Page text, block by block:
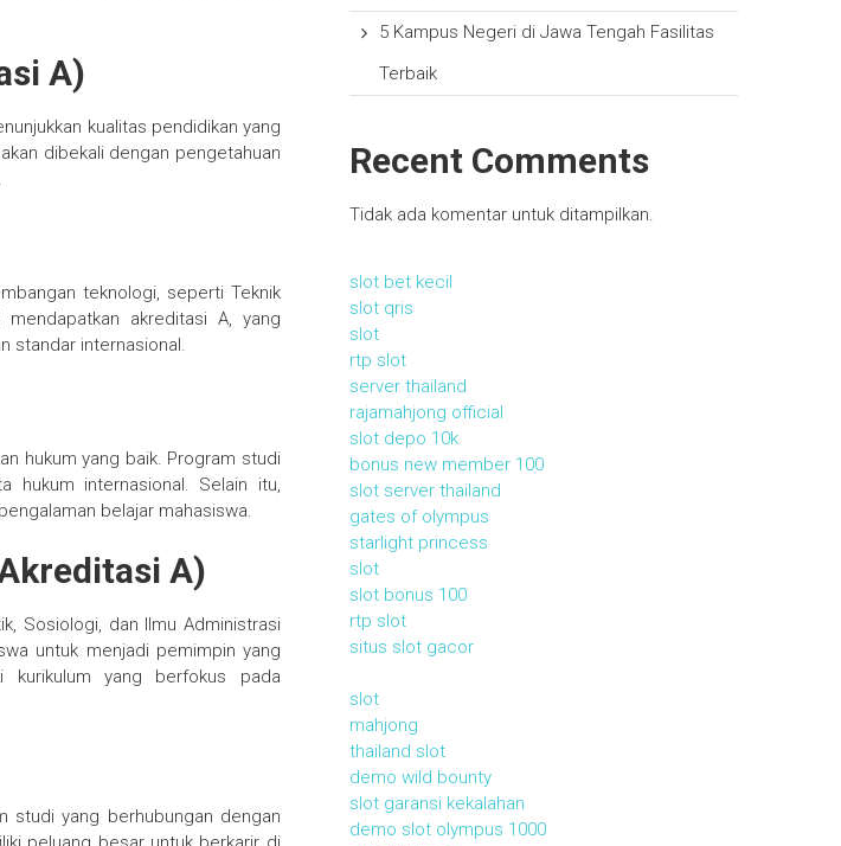
A)
kualitas pendidikan yang
dibekali dengan pengetahuan
teknologi, seperti Teknik
akreditasi A, yang
standar internasional.
hukum yang baik. Program studi
hukum internasional. Selain itu,
belajar mahasiswa.
A)
Sosiologi, dan Ilmu Administrasi
untuk menjadi pemimpin yang
kurikulum yang berfokus pada
studi yang berhubungan dengan
5 Kampus Negeri di Jawa Tengah Fasilitas
Terbaik
Recent Comments
Tidak ada komentar untuk ditampilkan.
slot bet kecil
slot qris
slot
rtp slot
server thailand
rajamahjong official
slot depo 10k
bonus new member 100
slot server thailand
gates of olympus
starlight princess
slot
slot bonus 100
rtp slot
situs slot gacor
slot
mahjong
thailand slot
demo wild bounty
slot garansi kekalahan
demo slot olympus 1000